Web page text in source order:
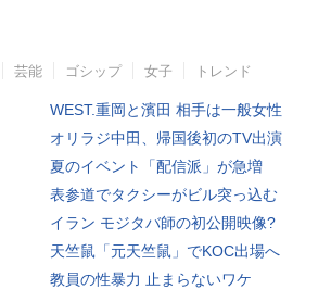
芸能 ゴシップ 女子 トレンド
WEST.重岡と濱田 相手は一般女性
オリラジ中田、帰国後初のTV出演
夏のイベント「配信派」が急増
表参道でタクシーがビル突っ込む
イラン モジタバ師の初公開映像?
天竺鼠「元天竺鼠」でKOC出場へ
教員の性暴力 止まらないワケ